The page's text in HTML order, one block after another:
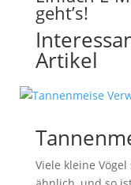
geht’s!
Artikel
Viele kleine